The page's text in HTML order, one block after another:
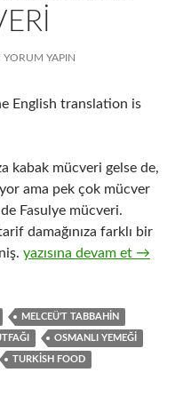
YORUM YAPIN
English translation is
kabak mücveri gelse de,
ama pek çok mücver
Fasulye mücveri.
damağınıza farklı bir
Fasulye Mücveri
yazısına devam et →
MELCEÜ'T TABBAHIN
OSMANLI YEMEĞI
TURKISH FOOD